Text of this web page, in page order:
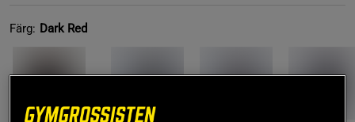
Färg: Dark Red